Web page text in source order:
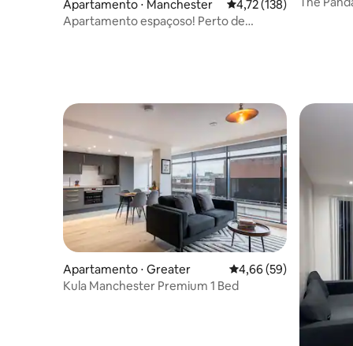
Apartamento ⋅ Manchester 4,72 de uma avaliação
4,72 (138)
Apartamento espaçoso! Perto de
Apartamento ⋅ Greater 4,66 de uma avaliação
4,66 (59)
Kula Manchester Premium 1 Bed